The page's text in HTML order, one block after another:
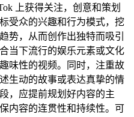
上获得关注，创意和策划
受众的兴趣和行为模式，挖
势，从而创作出独特而吸引
当下流行的娱乐元素或文化
味性的视频。同时，注重故
生动的故事或表达真挚的情
，应提前规划好内容的主
内容的连贯性和持续性。可